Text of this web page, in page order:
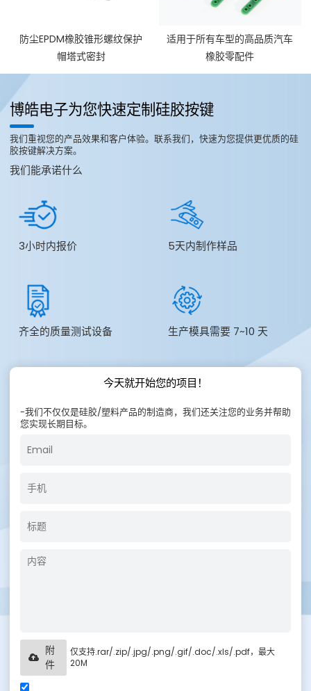
防尘EPDM橡胶锥形螺纹保护
帽塔式密封
适用于所有车型的高品质汽车
橡胶零配件
博皓电子为您快速定制硅胶按键
我们重视您的产品效果和客户体验。联系我们，快速为您提供更优质的硅
胶按键解决方案。
我们能承诺什么
3小时内报价 5天内制作样品
齐全的质量测试设备 生产模具需要 7~10 天
今天就开始您的项目！
-我们不仅仅是硅胶/塑料产品的制造商，我们还关注您的业务并帮助
您实现长期目标。
仅支持.rar/.zip/.jpg/.png/.gif/.doc/.xls/.pdf，最大
20M
附
件